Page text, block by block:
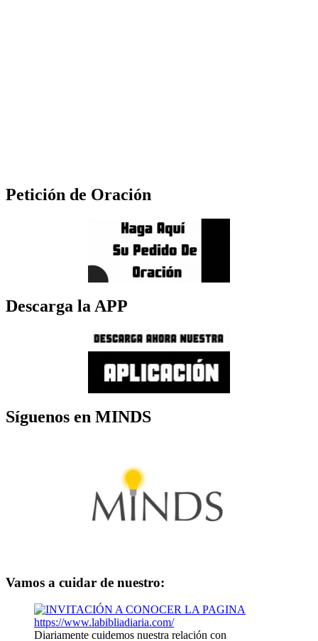
Petición de Oración
Descarga la APP
Síguenos en MINDS
Vamos a cuidar de nuestro:
Diariamente cuidemos nuestra relación con